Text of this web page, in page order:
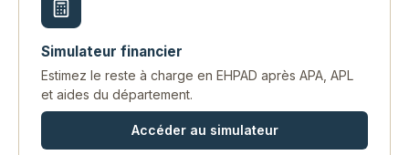
Simulateur financier
Estimez le reste à charge en EHPAD après APA, APL
et aides du département.
Accéder au simulateur